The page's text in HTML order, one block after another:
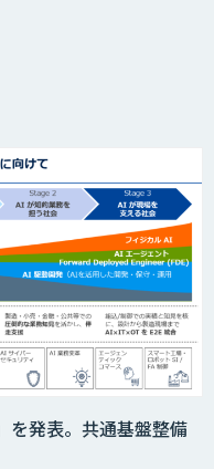
を発表。共通基盤整備